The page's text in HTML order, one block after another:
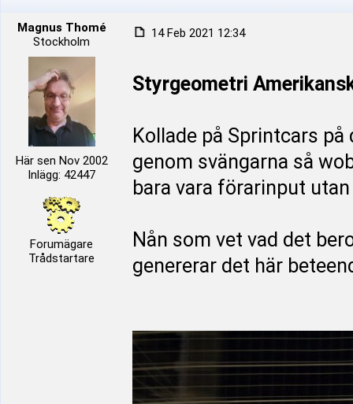
Magnus Thomé
Stockholm
Här sen Nov 2002
Inlägg: 42447
Forumägare
Trådstartare
14 Feb 2021 12:34
Styrgeometri
Kollade på Sprintcars
genom svängarna så
bara vara förarinput
Nån som vet vad det
genererar det här